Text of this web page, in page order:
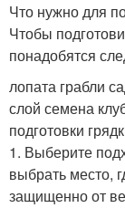
Что нужно для
Чтобы
понадобятся
лопата грабли
слой семена
подготовки
1. Выберите
выбрать место,
защищенно от